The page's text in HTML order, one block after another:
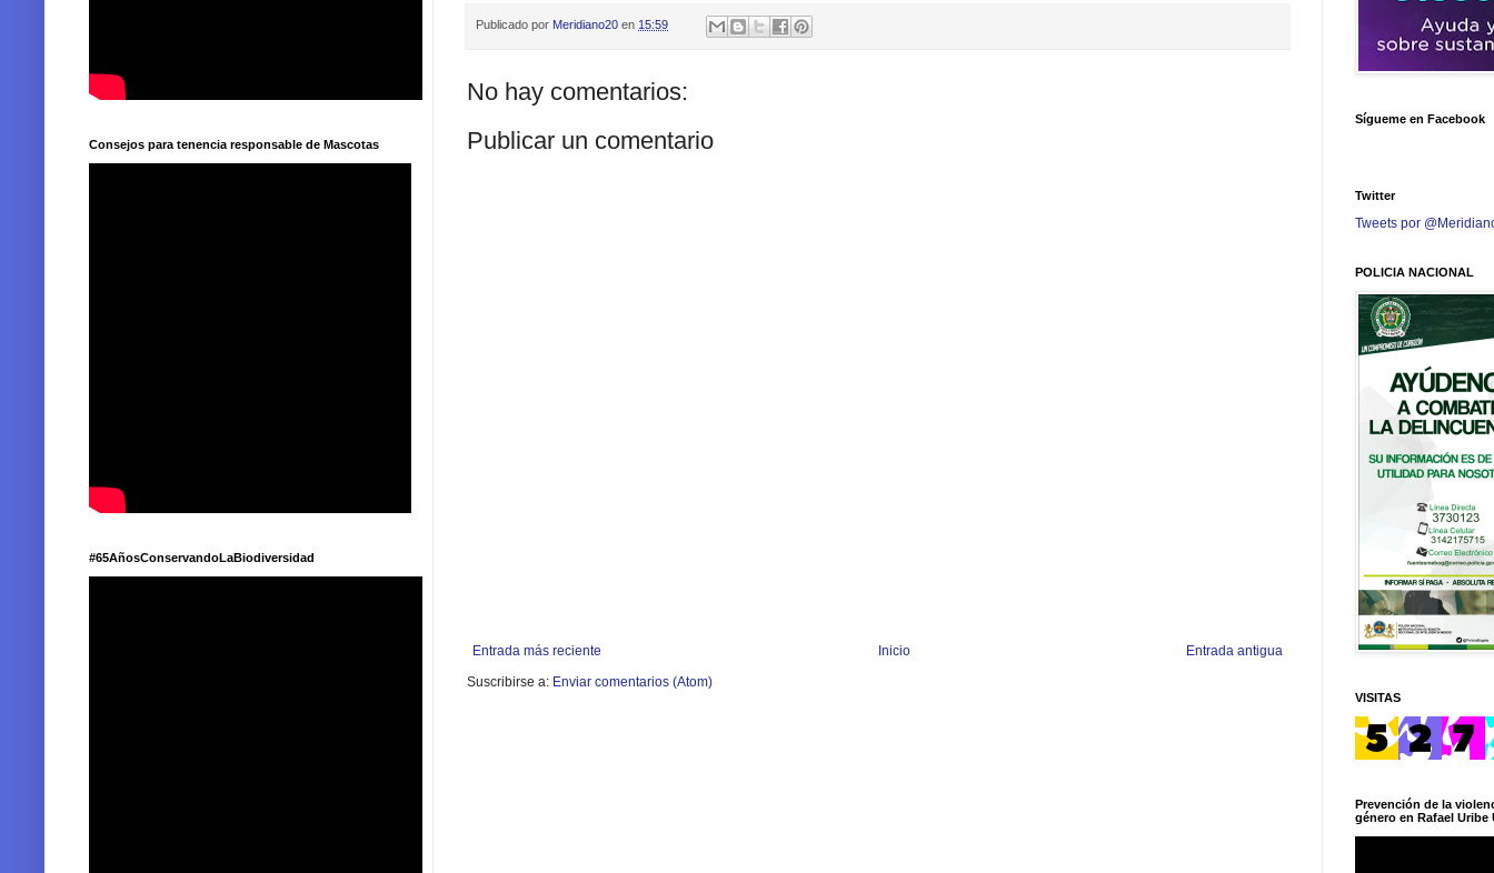
Publicado por Meridiano20 en 15:59
No hay comentarios:
Publicar un comentario
Entrada más reciente Entrada antigua
Inicio
Suscribirse a: Enviar comentarios (Atom)
Consejos para tenencia responsable de Mascotas
#65AñosConservandoLaBiodiversidad
Sígueme en Facebook
Twitter
Tweets por
POLICIA NACIONAL
VISITAS
Prevención de la
género en Rafael Uribe